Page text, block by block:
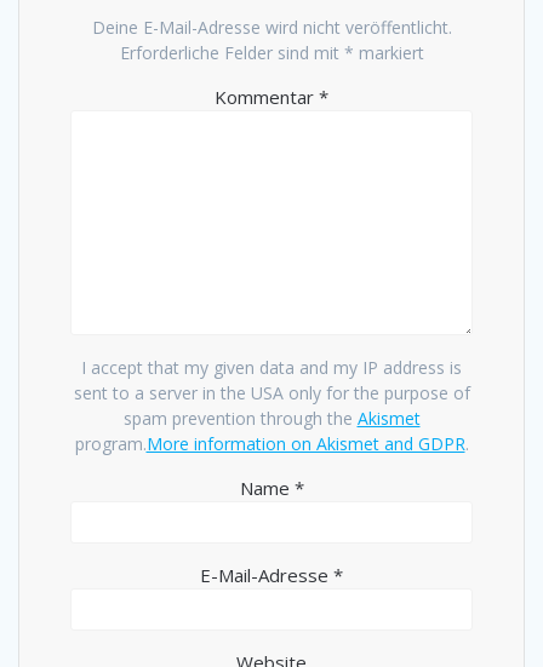
Deine E-Mail-Adresse wird nicht veröffentlicht.
Erforderliche Felder sind mit * markiert
Kommentar *
I accept that my given data and my IP address is
sent to a server in the USA only for the purpose of
spam prevention through the Akismet
program.More information on Akismet and GDPR.
Name *
E-Mail-Adresse *